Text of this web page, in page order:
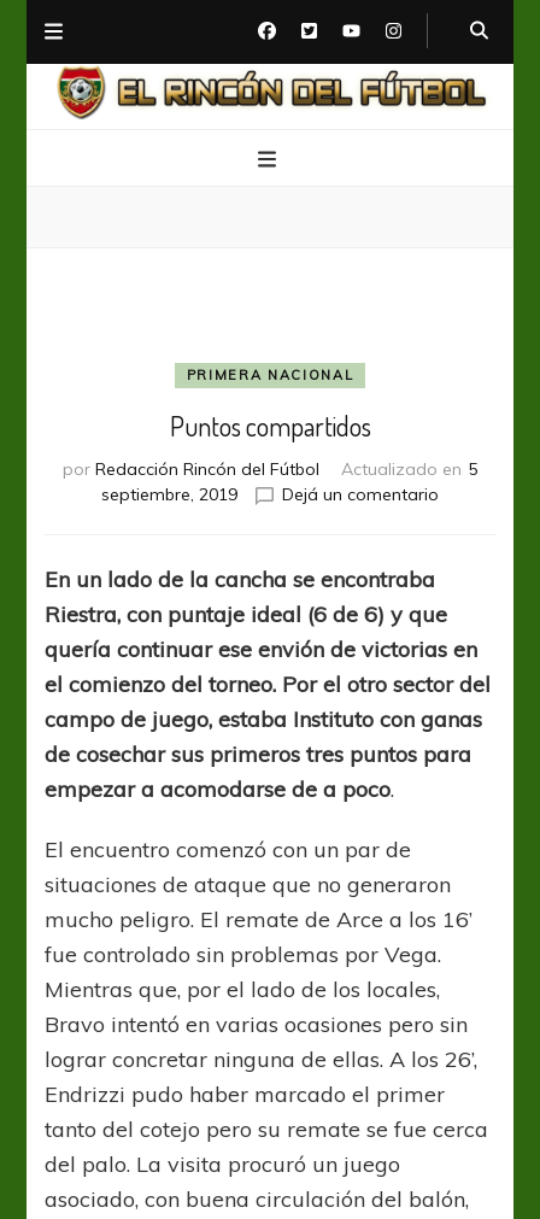
PRIMERA NACIONAL
Puntos compartidos
por Redacción Rincón del Fútbol Actualizado en 5
septiembre, 2019
Dejá un comentario
En un lado de la cancha se encontraba
Riestra, con puntaje ideal (6 de 6) y que
quería continuar ese envión de victorias en
el comienzo del torneo. Por el otro sector del
campo de juego, estaba Instituto con ganas
de cosechar sus primeros tres puntos para
empezar a acomodarse de a poco.
El encuentro comenzó con un par de
situaciones de ataque que no generaron
mucho peligro. El remate de Arce a los 16’
fue controlado sin problemas por Vega.
Mientras que, por el lado de los locales,
Bravo intentó en varias ocasiones pero sin
lograr concretar ninguna de ellas. A los 26’,
Endrizzi pudo haber marcado el primer
tanto del cotejo pero su remate se fue cerca
del palo. La visita procuró un juego
asociado, con buena circulación del balón,